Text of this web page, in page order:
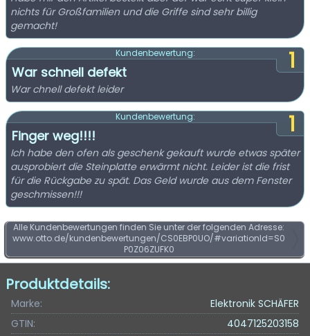
nichts für Großfamilien und die Griffe sind sehr billig
gemacht!
1
Kundenbewertung:
War schnell defekt
War chnell defekt leider
1
Kundenbewertung:
Finger weg!!!!
Ich habe den ofen als geschenk gekauft wurde etwas später
ausprobiert die Steinplatte erwärmt nicht. Leider ist die frist
für die Rückgabe zu spät. Das Geld wurde aus dem Fenster
geschmissen!!!
Alle Kundenbewertungen finden Sie unter der folgenden Adresse:
www.otto.de/kundenbewertungen/CS0EBP0UO/#variationId=S0
P0Z06ZUFK0
Produktdetails:
Marke:
Elektronik SCHÄFER
GTIN:
4047125203158